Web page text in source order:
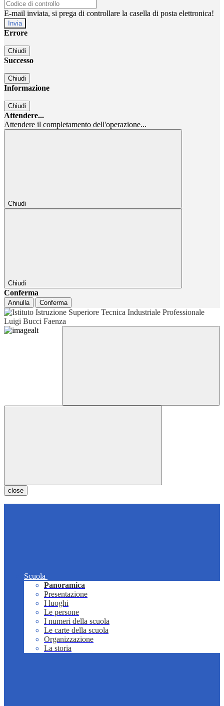
E-mail inviata, si prega di controllare la casella di posta elettronica!
Errore
Chiudi
Successo
Chiudi
Informazione
Chiudi
Attendere...
Attendere il completamento dell'operazione...
Chiudi
Chiudi
Conferma
Annulla Conferma
close
Scuola
Panoramica
Presentazione
I luoghi
Le persone
I numeri della scuola
Le carte della scuola
Organizzazione
La storia